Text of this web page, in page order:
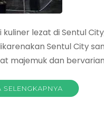
lezat di Sentul
Sentul City
majemuk dan
SELENGKAPNYA